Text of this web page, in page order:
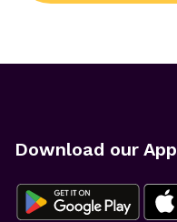
Download our App